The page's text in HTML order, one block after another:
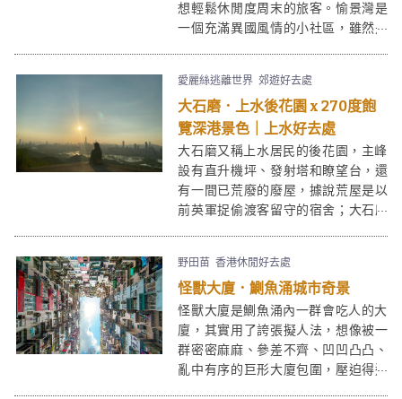
想輕鬆休閒度周末的旅客。愉景灣是
一個充滿異國風情的小社區，雖然是
攀山涉水，卻有山有水有靚景有多國
美食。在廣闊的愉景灣廣場不時也會
舉辦愉景灣市集，熱鬧非常。愉景灣
一日遊更不少得美麗的大白灣沙灘。
情侶來愉景灣一日遊是浪漫的，一家
人來是溫馨的，朋友來是多姿多采
的。以下介紹7個愉景灣一日遊必去景
愛麗絲逃離世界 郊遊好去處
大石磨．上水後花園 x 270度飽
覽深港景色｜上水好去處
大石磨又稱上水居民的後花園，主峰
設有直升機坪、發射塔和瞭望台，還
有一間已荒廢的廢屋，據說荒屋是以
前英軍捉偷渡客留守的宿舍；大石磨
30分鐘便能到達，大石磨同時是拍攝
日落和夜景的好去處。
野田苗 香港休閒好去處
怪獸大廈．鰂魚涌城市奇景
怪獸大廈是鰂魚涌內一群會吃人的大
廈，其實用了誇張擬人法，想像被一
群密密麻麻、參差不齊、凹凹凸凸、
亂中有序的巨形大廈包圍，壓迫得透